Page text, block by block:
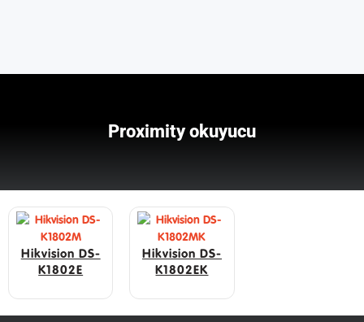
Proximity okuyucu
Hikvision DS-
K1802E
Hikvision DS-
K1802EK